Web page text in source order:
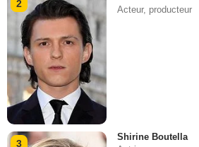
2
Acteur, producteur
3
Shirine Boutella